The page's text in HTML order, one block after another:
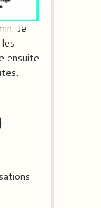
Je
ensuite